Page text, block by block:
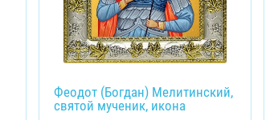
Феодот (Богдан) Мелитинский,
святой мученик, икона